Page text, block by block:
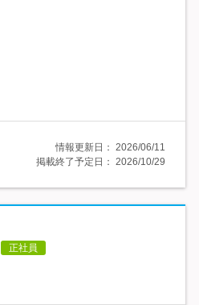
情報更新日： 2026/06/11
掲載終了予定日： 2026/10/29
正社員